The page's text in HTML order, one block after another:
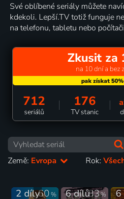
Své oblíbené seriály můžete
kdekoli. Lepší.TV totiž funguje
na telefonu, tabletu nebo
Zkusit za
na 10 dní a bez
712
seriálů
176
TV stanic
Země: Evropa Rok:
60%
2 díly 83%
6 dílů 6